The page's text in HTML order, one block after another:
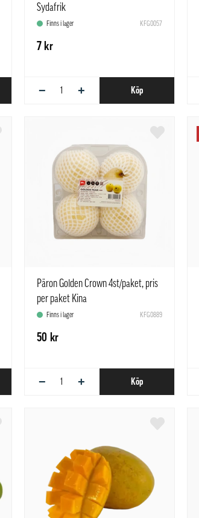
Sydafrik
Finns i lager KFG0057
7 kr
− + Köp
Päron Golden Crown 4st/paket, pris
per paket Kina
Finns i lager KFG0889
50 kr
− + Köp